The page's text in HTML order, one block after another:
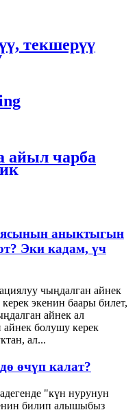
текшерүү
айыл чарба
аныктыгын
Эки кадам, үч
чыңдалган айнек
экенин баары билет,
айнек ал
болушу керек
ал...
өчүп калат?
"күн нурунун
билип алышыбыз